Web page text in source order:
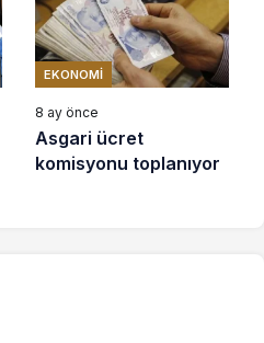
EKONOMI
8 ay önce
Asgari ücret
komisyonu toplanıyor